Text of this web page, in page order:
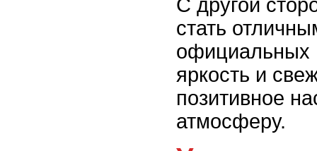
С другой
стать
официальных
яркость и
позитивное
атмосферу.